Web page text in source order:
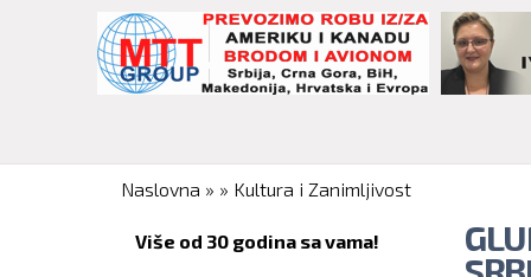
You are here
Naslovna » » Kultura i Zanimljivost
Više od 30 godina sa vama!